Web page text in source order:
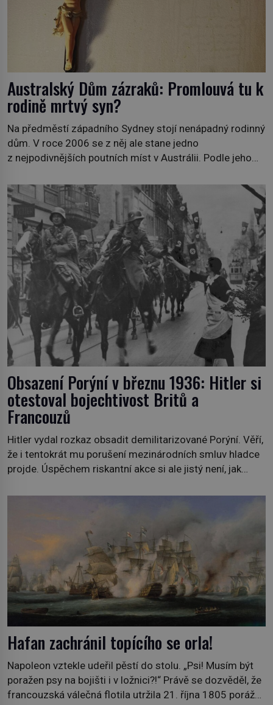
Australský Dům zázraků: Promlouvá tu k
rodině mrtvý syn?
Na předměstí západního Sydney stojí nenápadný rodinný
dům. V roce 2006 se z něj ale stane jedno
z nejpodivnějších poutních míst v Austrálii. Podle jeho
duch jejich mrtvého syna. Vrací se, aby pomáhal
druhým? Jsou skvrny a nápisy na zdech skutečně
projevem boží milosti? V roce 2006 umírá při
autonehodě jen […]
Obsazení Porýní v březnu 1936: Hitler si
otestoval bojechtivost Britů a
Francouzů
Hitler vydal rozkaz obsadit demilitarizované Porýní. Věří,
že i tentokrát mu porušení mezinárodních smluv hladce
projde. Úspěchem riskantní akce si ale jistý není, jak
do Porýní, museli bychom se zase s ostudou stáhnout.“
1919, byla i demilitarizace Porýní…Zatímco do 50
Hafan zachránil topícího se orla!
Napoleon vztekle udeřil pěstí do stolu. „Psi! Musím být
poražen psy na bojišti i v ložnici?!“ Právě se dozvěděl, že
francouzská válečná flotila utržila 21. října 1805 porážku